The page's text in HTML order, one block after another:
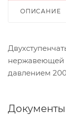
ОПИСАНИЕ
нержавеющей
давлением
Документы